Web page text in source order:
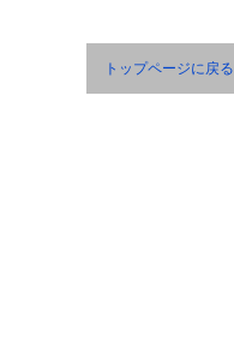
トップページに戻る